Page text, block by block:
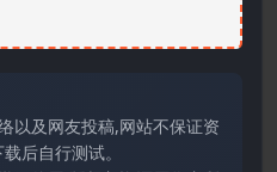
以及网友投稿,网站不保证资
后自行测试。